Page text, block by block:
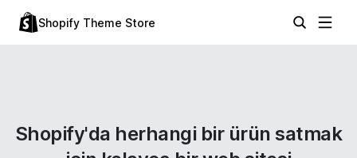
Shopify Theme Store
Shopify'da herhangi bir ürün satmak